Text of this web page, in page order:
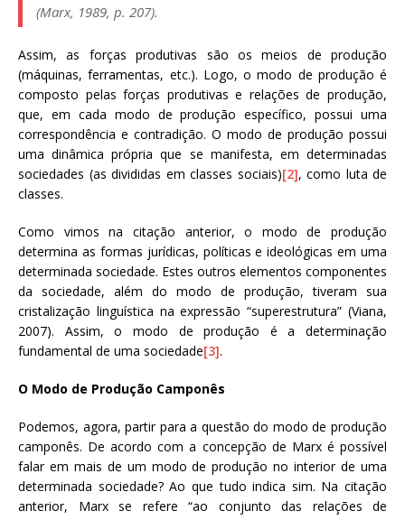
(Marx, 1989, p. 207).
Assim, as forças produtivas são os meios de produção
(máquinas, ferramentas, etc.). Logo, o modo de produção é
composto pelas forças produtivas e relações de produção,
que, em cada modo de produção específico, possui uma
correspondência e contradição. O modo de produção possui
uma dinâmica própria que se manifesta, em determinadas
sociedades (as divididas em classes sociais)[2], como luta de
classes.
Como vimos na citação anterior, o modo de produção
determina as formas jurídicas, políticas e ideológicas em uma
determinada sociedade. Estes outros elementos componentes
da sociedade, além do modo de produção, tiveram sua
cristalização linguística na expressão “superestrutura” (Viana,
2007). Assim, o modo de produção é a determinação
fundamental de uma sociedade[3].
O Modo de Produção Camponês
Podemos, agora, partir para a questão do modo de produção
camponês. De acordo com a concepção de Marx é possível
falar em mais de um modo de produção no interior de uma
determinada sociedade? Ao que tudo indica sim. Na citação
anterior, Marx se refere “ao conjunto das relações de